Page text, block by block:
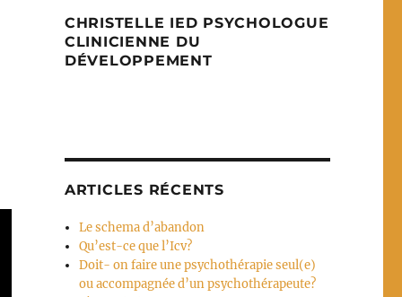
CHRISTELLE IED PSYCHOLOGUE
CLINICIENNE DU
DÉVELOPPEMENT
ARTICLES RÉCENTS
Le schema d’abandon
Qu’est-ce que l’Icv?
Doit- on faire une psychothérapie seul(e)
ou accompagnée d’un psychothérapeute?